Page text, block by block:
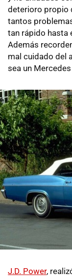
deterioro propio
tantos
tan rápido hasta
Además
mal cuidado del
sea un
J.D. Power,